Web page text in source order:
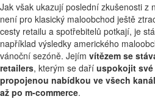
Jak však ukazují poslední zkušenosti z
není pro klasický maloobchod ještě
cesty retailu a spotřebitelů potkají, je
například výsledky amerického
vánoční sezóně. Jejím vítězem se
retailers, kterým se daří uspokojit
propojenou nabídkou ve všech
až po m-commerce.